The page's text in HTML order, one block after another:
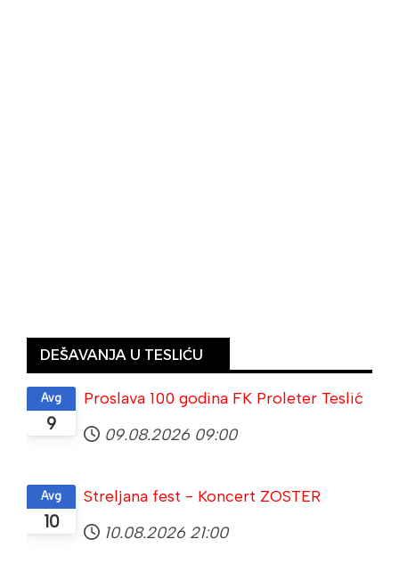
DEŠAVANJA U TESLIĆU
9
Avg
Proslava 100 godina FK Proleter Teslić
09.08.2026 09:00
10
Avg
Streljana fest - Koncert ZOSTER
10.08.2026 21:00